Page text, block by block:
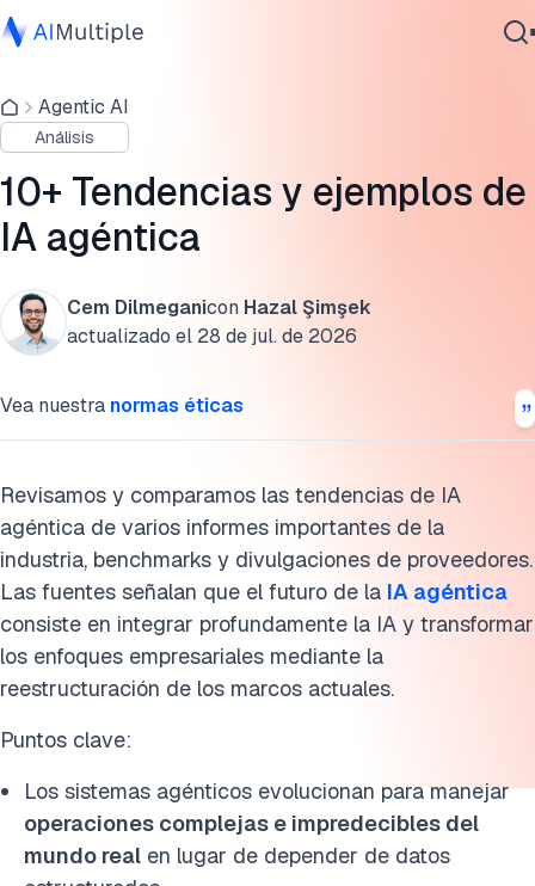
IA agencial
Ciberseguridad
Datos
Software empresarial
Servicios
Agentic AI
Análisis
10+ Tendencias y ejemplos de
IA agéntica
Cem Dilmeganicon Hazal Şimşek
actualizado el 28 de jul. de 2026
Vea nuestra normas éticas
Revisamos y comparamos las tendencias de IA
agéntica de varios informes importantes de la
industria, benchmarks y divulgaciones de proveedores.
Las fuentes señalan que el futuro de la IA agéntica
consiste en integrar profundamente la IA y transformar
los enfoques empresariales mediante la
reestructuración de los marcos actuales.
Puntos clave:
Los sistemas agénticos evolucionan para manejar
operaciones complejas e impredecibles del
mundo real en lugar de depender de datos
1. Hacia pipelines de datos autónomos y autorreparables
3. Agentes de IA verticales en industrias especializadas
5. Creciente cambio hacia modelos de código abierto
8. Combinación de datos sintéticos y del mundo real
9. La IA agéntica redefine los roles de equipo
10. El elemento humano en la IA agéntica
11. Surgimiento de nuevos modelos de precios de agentes
IA
El impacto de los agentes de IA en el crecimiento
empresarial